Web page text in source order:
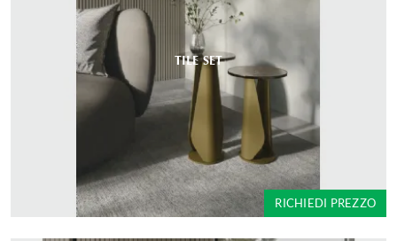
TILE SET
RICHIEDI PREZZO